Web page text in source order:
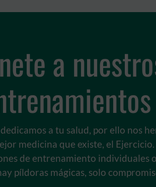
a
a tu salud, por ello nos
medicina que existe, el
de entrenamiento individuales
píldoras mágicas, solo